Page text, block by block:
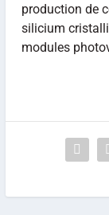
production de
silicium
modules